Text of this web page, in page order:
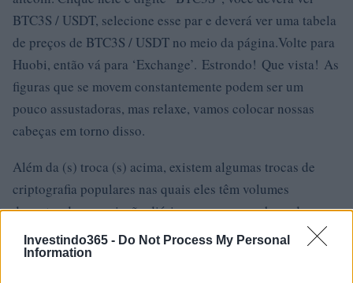
Investindo365 - Do Not Process My Personal
Information
BTC3S / USDT, selecione esse par e deverá ver uma tabela
de preços de BTC3S / USDT no meio da página.Volte para
Huobi, então vá para ‘Exchange’. Estrondo! Que vista! As
figuras que se movem constantemente podem ser um
pouco assustadoras, mas relaxe, vamos colocar nossas
cabeças em torno disso.
Além da (s) troca (s) acima, existem algumas trocas de
criptografia populares nas quais eles têm volumes
decentes de negociação diária e uma enorme base de
usuários. Isso garantirá que você poderá vender suas
moedas a qualquer momento e as taxas serão geralmente